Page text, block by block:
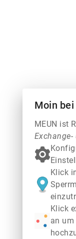
Moin bei
MEUN ist
Exchange-
Klick
Klick
an um